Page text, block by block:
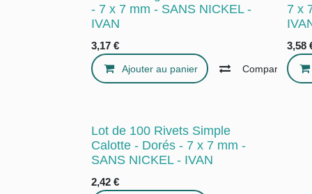
- 7 x 7 mm - SANS NICKEL -
IVAN
3,17 €
Ajouter au panier Compare
7 x
3,58
Lot de 100 Rivets Simple
Calotte - Dorés - 7 x 7 mm -
SANS NICKEL - IVAN
2,42 €